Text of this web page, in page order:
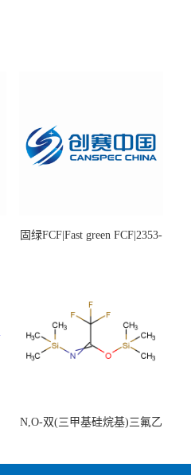
固绿FCF|Fast green FCF|2353-
N,O-双(三甲基硅烷基)三氟乙